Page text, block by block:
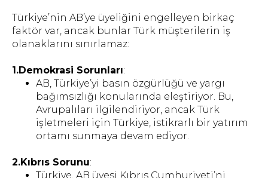
Türkiye’nin AB’ye üyeliğini engelleyen birkaç
faktör var, ancak bunlar Türk müşterilerin iş
olanaklarını sınırlamaz:
1.Demokrasi Sorunları:
AB, Türkiye’yi basın özgürlüğü ve yargı
bağımsızlığı konularında eleştiriyor. Bu,
Avrupalıları ilgilendiriyor, ancak Türk
işletmeleri için Türkiye, istikrarlı bir yatırım
ortamı sunmaya devam ediyor.
2.Kıbrıs Sorunu:
Türkiye, AB üyesi Kıbrıs Cumhuriyeti’ni